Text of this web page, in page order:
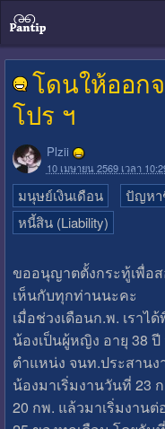
โดนให้ออก
โปร ฯ
Plzii
10 เมษายน 2569 เวลา
มนุษย์เงินเดือน ปัญหา
หนี้สิน (Liability)
ขออนุญาตตั้งกระทู้เพื่อ
เห็นกับทุกท่านนะคะ
เมื่อช่วงเดือนก.พ. เรา
น้องเป็นผู้หญิง อายุ 38
ตำแหน่ง จนท.ประสานง
น้องมาเริ่มงานวันที่ 23
20 กพ. แล้วมาเริ่มงาน